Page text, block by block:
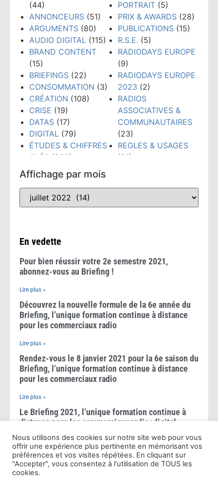
(44)
ANNONCEURS (51)
ARGUMENTS (80)
AUDIO DIGITAL (115)
BRAND CONTENT
(15)
BRIEFINGS (22)
CONSOMMATION (3)
CRÉATION (108)
CRISE (19)
DATAS (17)
DIGITAL (79)
ÉTUDES & CHIFFRES
CLÉS (300)
ÉVÉNEMENTS
(159)
FORMATION(148)
GRANDS PRIX PUB
RADIO(10)
PORTRAIT (5)
PRIX & AWARDS (28)
PUBLICATIONS (15)
R.S.E. (5)
RADIODAYS EUROPE
(9)
RADIODAYS EUROPE
2023 (2)
RADIOS
ASSOCIATIVES &
COMMUNAUTAIRES
(23)
REGLES & USAGES
(21)
Affichage par mois
En vedette
Pour bien réussir votre 2e semestre 2021,
abonnez-vous au Briefing !
Lire plus »
Découvrez la nouvelle formule de la 6e année du
Briefing, l’unique formation continue à distance
pour les commerciaux radio
Lire plus »
Rendez-vous le 8 janvier 2021 pour la 6e saison du
Briefing, l’unique formation continue à distance
pour les commerciaux radio
Lire plus »
Le Briefing 2021, l’unique formation continue à
distance pour les commerciaux radio+digital
Lire plus »
Le Briefing 2020, l’unique formation à distance
pour les commerciaux radio+digital
Nous utilisons des cookies sur notre site web pour vous
offrir une expérience plus pertinente en mémorisant vos
préférences et vos visites répétées. En cliquant sur
"Accepter", vous consentez à l'utilisation de TOUS les
cookies.